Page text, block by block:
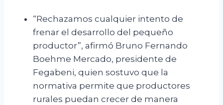
“Rechazamos cualquier intento de
frenar el desarrollo del pequeño
productor”, afirmó Bruno Fernando
Boehme Mercado, presidente de
Fegabeni, quien sostuvo que la
normativa permite que productores
rurales puedan crecer de manera